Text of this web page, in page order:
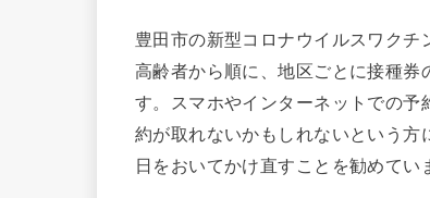
豊田市の新型コロナウイルスワク
高齢者から順に、地区ごとに接種
す。スマホやインターネットでの
約が取れないかもしれないという
日をおいてかけ直すことを勧めてい